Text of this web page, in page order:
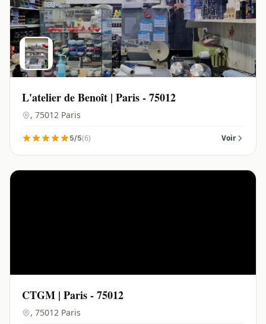
L'atelier de Benoît | Paris - 75012
, 75012 Paris
5/5(6) Voir
CTGM | Paris - 75012
, 75012 Paris